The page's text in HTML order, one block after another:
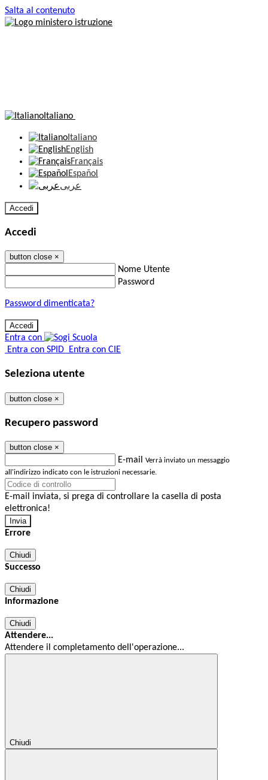
Salta al contenuto
Italiano
Italiano
English
Français
Español
عربى
Accedi
Accedi
button close ×
Nome Utente
Password
Password dimenticata?
Entra con
Entra con SPID Entra con CIE
Seleziona utente
button close ×
Recupero password
button close ×
E-mail Verrà inviato un messaggio
all'indirizzo indicato con le istruzioni necessarie.
E-mail inviata, si prega di controllare la casella di posta
elettronica!
Errore
Chiudi
Successo
Chiudi
Informazione
Chiudi
Attendere...
Attendere il completamento dell'operazione...
Chiudi